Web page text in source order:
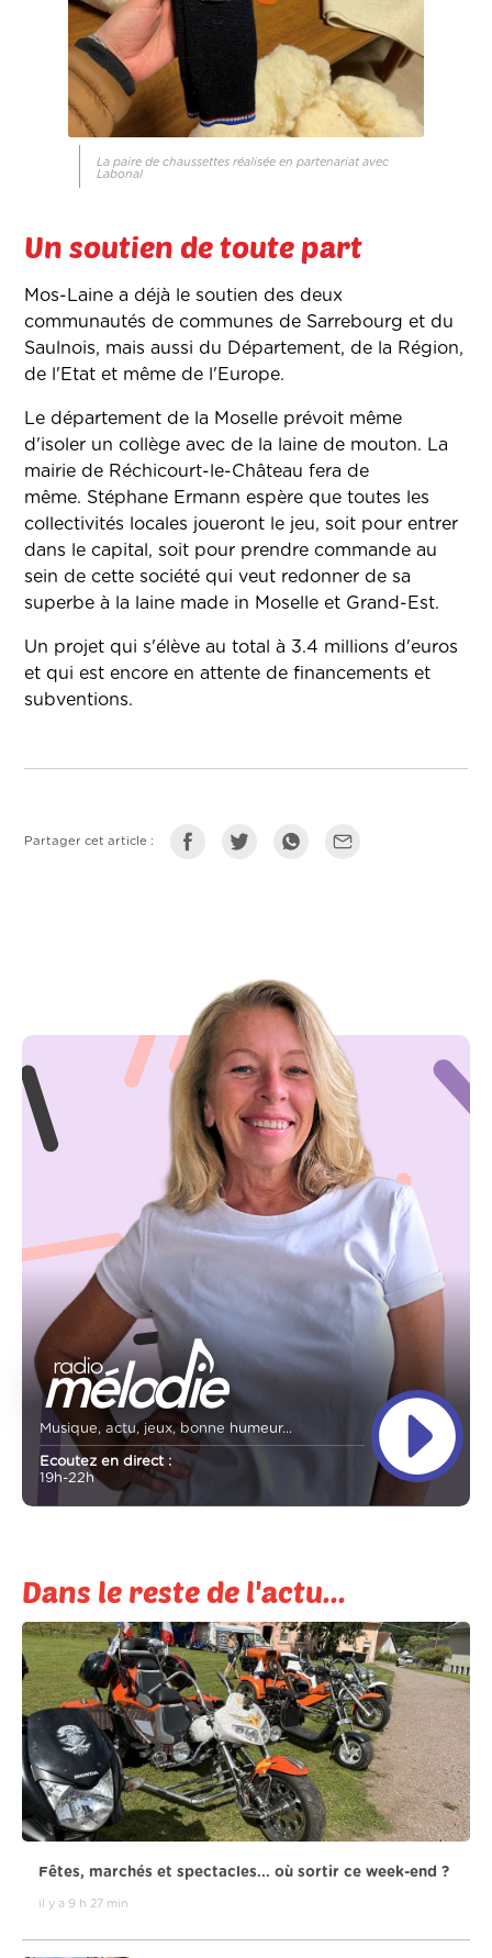
La paire de chaussettes réalisée en partenariat avec
Labonal
Un soutien de toute part
Mos-Laine a déjà le soutien des deux
communautés de communes de Sarrebourg et du
Saulnois, mais aussi du Département, de la Région,
de l'Etat et même de l'Europe.
Le département de la Moselle prévoit même
d'isoler un collège avec de la laine de mouton. La
mairie de Réchicourt-le-Château fera de
même. Stéphane Ermann espère que toutes les
collectivités locales joueront le jeu, soit pour entrer
dans le capital, soit pour prendre commande au
sein de cette société qui veut redonner de sa
superbe à la laine made in Moselle et Grand-Est.
Un projet qui s'élève au total à 3.4 millions d'euros
et qui est encore en attente de financements et
subventions.
Partager cet article :
Musique, actu, jeux, bonne humeur...
Ecoutez en direct :
19h-22h
Dans le reste de l'actu...
Fêtes, marchés et spectacles... où sortir ce week-end ?
il y a 9 h 27 min